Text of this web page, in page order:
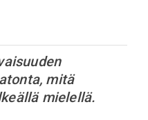
mitä
mielellä.